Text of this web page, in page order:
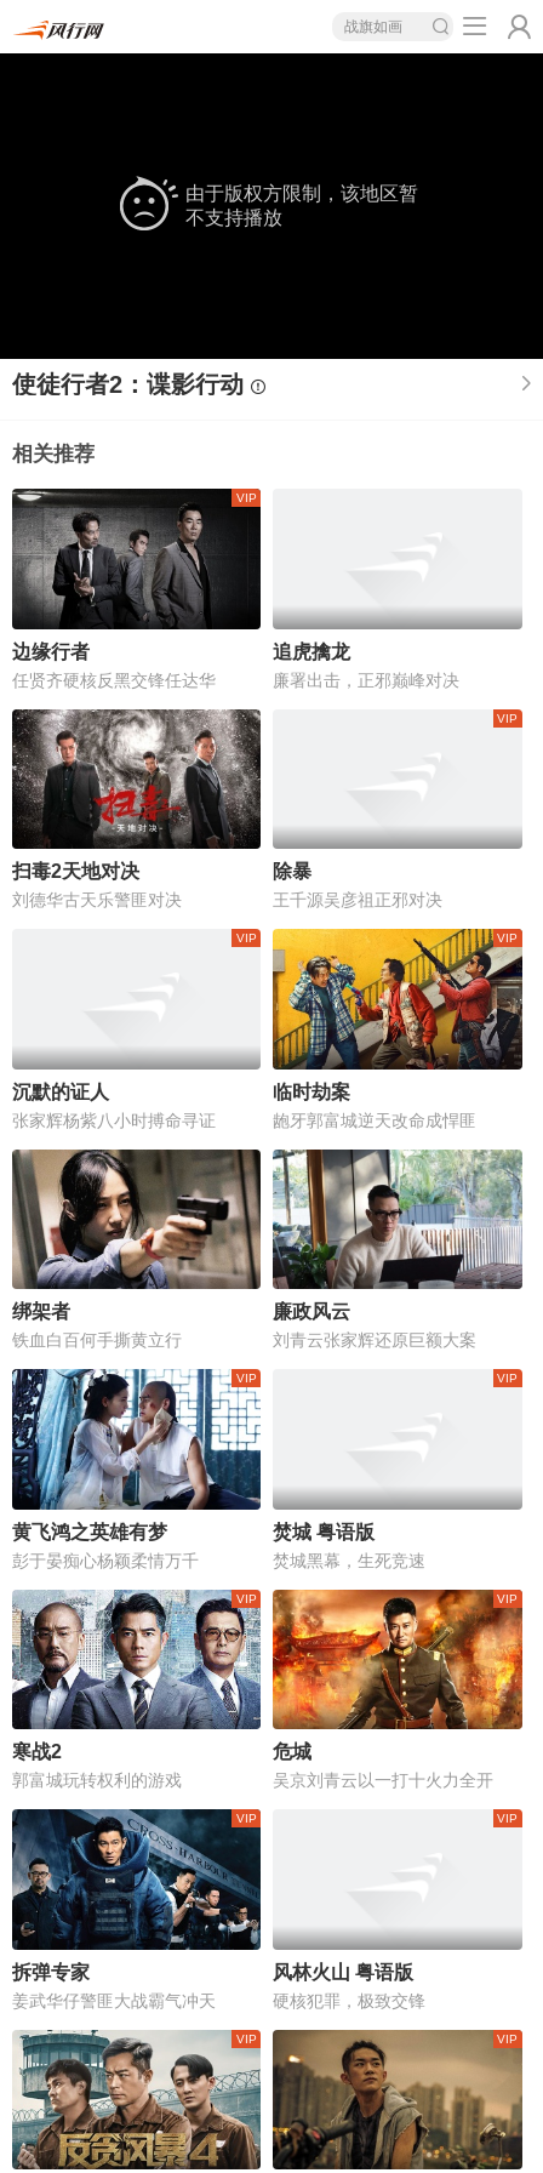
战旗如画
由于版权方限制，该地区暂
不支持播放
使徒行者2：谍影行动
相关推荐
边缘行者
任贤齐硬核反黑交锋任达华
追虎擒龙
廉署出击，正邪巅峰对决
扫毒2天地对决
刘德华古天乐警匪对决
除暴
王千源吴彦祖正邪对决
沉默的证人
张家辉杨紫八小时搏命寻证
临时劫案
龅牙郭富城逆天改命成悍匪
绑架者
铁血白百何手撕黄立行
廉政风云
刘青云张家辉还原巨额大案
黄飞鸿之英雄有梦
彭于晏痴心杨颖柔情万千
焚城 粤语版
焚城黑幕，生死竞速
寒战2
郭富城玩转权利的游戏
危城
吴京刘青云以一打十火力全开
拆弹专家
姜武华仔警匪大战霸气冲天
风林火山 粤语版
硬核犯罪，极致交锋